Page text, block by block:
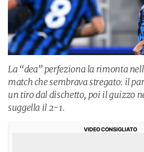
La “dea” perfeziona la rimonta
match che sembrava stregato: il
un tiro dal dischetto, poi il guizzo
suggella il 2-1.
VIDEO CONSIGLIATO